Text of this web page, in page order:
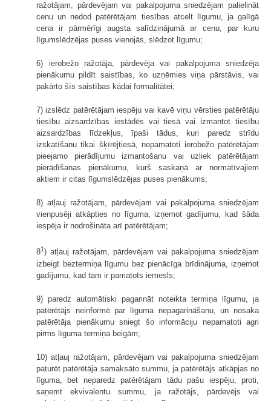
ražotājam, pārdevējam vai pakalpojuma sniedzējam palielināt
cenu un nedod patērētājam tiesības atcelt līgumu, ja galīgā
cena ir pārmērīgi augsta salīdzinājumā ar cenu, par kuru
līgumslēdzējas puses vienojās, slēdzot līgumu;
6) ierobežo ražotāja, pārdevēja vai pakalpojuma sniedzēja
pienākumu pildīt saistības, ko uzņēmies viņa pārstāvis, vai
pakārto šīs saistības kādai formalitātei;
7) izslēdz patērētājam iespēju vai kavē viņu vērsties patērētāju
tiesību aizsardzības iestādēs vai tiesā vai izmantot tiesību
aizsardzības līdzekļus, īpaši tādus, kuri paredz strīdu
izskatīšanu tikai šķīrējtiesā, nepamatoti ierobežo patērētājam
pieejamo pierādījumu izmantošanu vai uzliek patērētājam
pierādīšanas pienākumu, kurš saskaņā ar normatīvajiem
aktiem ir citas līgumslēdzējas puses pienākums;
8) atļauj ražotājam, pārdevējam vai pakalpojuma sniedzējam
vienpusēji atkāpties no līguma, izņemot gadījumu, kad šāda
iespēja ir nodrošināta arī patērētājam;
81 ) atļauj ražotājam, pārdevējam vai pakalpojuma sniedzējam
izbeigt beztermiņa līgumu bez pienācīga brīdinājuma, izņemot
gadījumu, kad tam ir pamatots iemesls;
9) paredz automātiski pagarināt noteikta termiņa līgumu, ja
patērētājs neinformē par līguma nepagarināšanu, un nosaka
patērētāja pienākumu sniegt šo informāciju nepamatoti agri
pirms līguma termiņa beigām;
10) atļauj ražotājam, pārdevējam vai pakalpojuma sniedzējam
paturēt patērētāja samaksāto summu, ja patērētājs atkāpjas no
līguma, bet neparedz patērētājam tādu pašu iespēju, proti,
saņemt ekvivalentu summu, ja ražotājs, pārdevējs vai